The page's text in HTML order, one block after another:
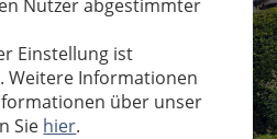
Nutzer abgestimmter
Einstellung ist
Weitere Informationen
über unser
Sie hier.